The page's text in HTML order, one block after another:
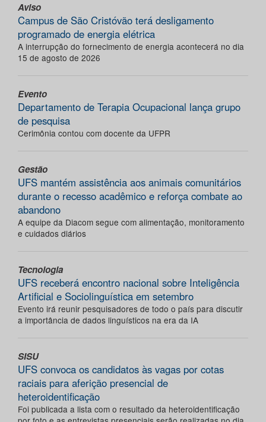
Aviso
Campus de São Cristóvão terá desligamento
programado de energia elétrica
A interrupção do fornecimento de energia acontecerá no dia
15 de agosto de 2026
Evento
Departamento de Terapia Ocupacional lança grupo
de pesquisa
Cerimônia contou com docente da UFPR
Gestão
UFS mantém assistência aos animais comunitários
durante o recesso acadêmico e reforça combate ao
abandono
A equipe da Diacom segue com alimentação, monitoramento
e cuidados diários
Tecnologia
UFS receberá encontro nacional sobre Inteligência
Artificial e Sociolinguística em setembro
Evento irá reunir pesquisadores de todo o país para discutir
a importância de dados linguísticos na era da IA
SISU
UFS convoca os candidatos às vagas por cotas
raciais para aferição presencial de
heteroidentificação
Foi publicada a lista com o resultado da heteroidentificação